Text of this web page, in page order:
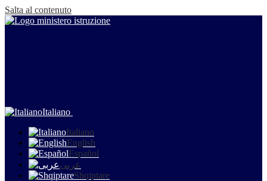
Salta al contenuto
Italiano
Italiano
English
Español
عربى
Shqiptare